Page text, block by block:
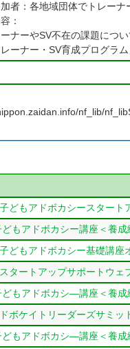
加者：各地域団体でトレー
：
ナーやSV不在の課題につ
ーナー・SV育成プログラ
nf_lib/
どもアドボカシースタート
どもアドボカシー講座＜養
どもアドボカシー基礎講座
タートアップサポートウェ
どもアドボカシ―講座＜養
ボケイトリーダーズサミ
どもアドボカシ―講座＜養